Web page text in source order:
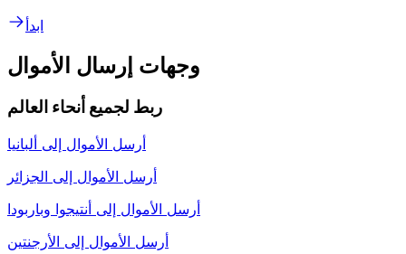
ابدأ
وجهات إرسال الأموال
ربط لجميع أنحاء العالم
أرسل الأموال إلى ألبانيا
أرسل الأموال إلى الجزائر
أرسل الأموال إلى أنتيجوا وباربودا
أرسل الأموال إلى الأرجنتين